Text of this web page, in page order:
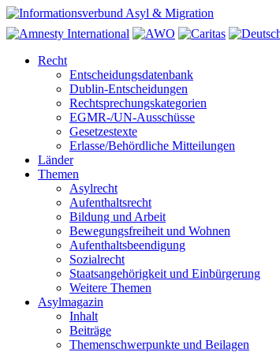
Recht
Entscheidungsdatenbank
Dublin-Entscheidungen
Rechtsprechungskategorien
EGMR-/UN-Ausschüsse
Gesetzestexte
Erlasse/Behördliche Mitteilungen
Länder
Themen
Asylrecht
Aufenthaltsrecht
Bildung und Arbeit
Bewegungsfreiheit und Wohnen
Aufenthaltsbeendigung
Sozialrecht
Staatsangehörigkeit und Einbürgerung
Weitere Themen
Asylmagazin
Inhalt
Beiträge
Themenschwerpunkte und Beilagen